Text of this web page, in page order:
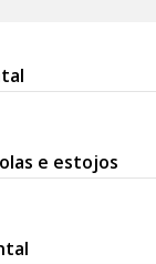
e estojos